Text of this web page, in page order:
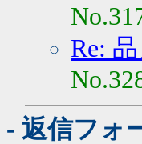
Re:
- 返信フォ